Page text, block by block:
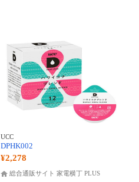
UCC
DPHK002
¥2,278
総合通販サイト 家電横丁 PLUS